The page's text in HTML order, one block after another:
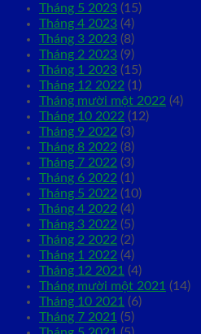
Tháng 5 2023 (15)
Tháng 4 2023 (4)
Tháng 3 2023 (8)
Tháng 2 2023 (9)
Tháng 1 2023 (15)
Tháng 12 2022 (1)
Tháng mười một 2022 (4)
Tháng 10 2022 (12)
Tháng 9 2022 (3)
Tháng 8 2022 (8)
Tháng 7 2022 (3)
Tháng 6 2022 (1)
Tháng 5 2022 (10)
Tháng 4 2022 (4)
Tháng 3 2022 (5)
Tháng 2 2022 (2)
Tháng 1 2022 (4)
Tháng 12 2021 (4)
Tháng mười một 2021 (14)
Tháng 10 2021 (6)
Tháng 7 2021 (5)